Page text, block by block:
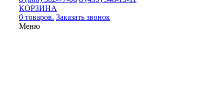
КОРЗИНА
0 товаров. Заказать звонок
Меню